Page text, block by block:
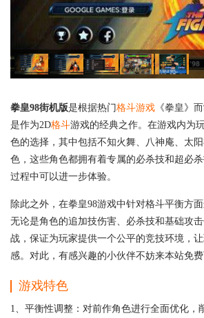
拳皇98街机版是根据热门格斗游戏 《拳皇》
是作为2D格斗游戏的经典之作。在游戏内为
色的选择，其中包括不知火舞、八神庵、太
色，这些角色都拥有着专属的必杀技和超必
过程中可以进一步体验。
除此之外，在拳皇98游戏中针对格斗平衡方
无论是角色的追加技伤害、必杀技和基础攻
战，保证为玩家提供一个公平的竞技环境，
感。对此，有感兴趣的小伙伴不妨来本站免费
游戏特色
1、平衡性调整：对前作角色进行全面优化，